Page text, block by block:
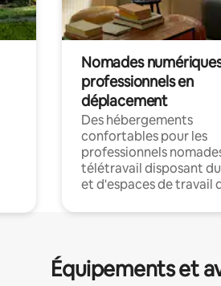
Nomades
professionnels en
déplacement
Des hébergements
confortables pour les
professionnels
télétravail disposant
et d'espaces de travail
Équipements et